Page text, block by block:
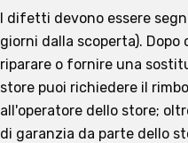
I difetti devono essere
giorni dalla scoperta).
riparare o fornire una
store puoi richiedere il
all'operatore dello store;
di garanzia da parte dello